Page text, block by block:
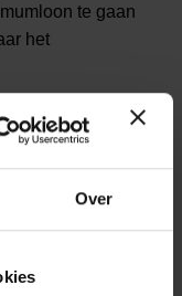
Over
te gaan
het
Meer banen voor